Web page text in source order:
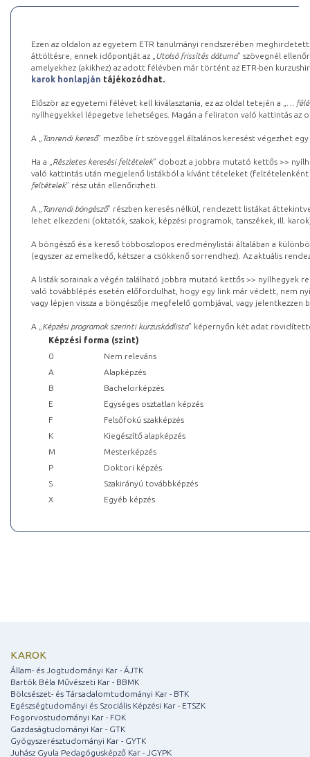
Ezen az oldalon az egyetem ETR tanulmányi rendszerében
áttöltésre, ennek időpontját az „ Utolsó frissítés dátuma” szövegnél
amelyekhez (akikhez) az adott félévben már történt az ETR-ben
karok honlapján tájékozódhat.
Először az egyetemi félévet kell kiválasztania, ez az oldal tetején a „
…
nyílhegyekkel lépegetve lehetséges. Magán a feliraton való kattintás az
A „ Tanrendi kereső” mezőbe írt szöveggel általános keresést végezhet
Ha a „ Részletes keresési feltételek” dobozt a jobbra mutató kettős >>
való kattintás után megjelenő listákból a kívánt tételeket (feltételenként
feltételek” rész után ellenőrizheti.
A „ Tanrendi böngésző” részben keresés nélkül, rendezett listákat
lehet elkezdeni (oktatók, szakok, képzési programok, tanszékek, ill.
A böngésző és a kereső többoszlopos eredménylistái általában a
(egyszer az emelkedő, kétszer a csökkenő sorrendhez). Az aktuális
A listák sorainak a végén található jobbra mutató kettős >> nyílhegyek
való továbblépés esetén előfordulhat, hogy egy link már védett, nem
vagy lépjen vissza a böngészője megfelelő gombjával, vagy
A „ Képzési programok szerinti kurzuskódlista” képernyőn két adat
Képzési forma (szint)
0
Nem releváns
A
Alapképzés
B
Bachelorképzés
E
Egységes osztatlan képzés
F
Felsőfokú szakképzés
K
Kiegészítő alapképzés
M
Mesterképzés
P
Doktori képzés
S
Szakirányú továbbképzés
X
Egyéb képzés
KAROK
Állam- és Jogtudományi Kar - ÁJTK
Bartók Béla Művészeti Kar - BBMK
Bölcsészet- és Társadalomtudományi Kar - BTK
Egészségtudományi és Szociális Képzési Kar - ETSZK
Fogorvostudományi Kar - FOK
Gazdaságtudományi Kar - GTK
Gyógyszerésztudományi Kar - GYTK
Juhász Gyula Pedagógusképző Kar - JGYPK